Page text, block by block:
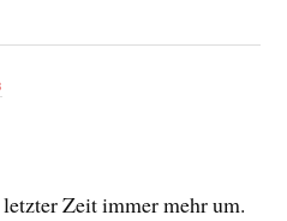
Zeit immer mehr um.